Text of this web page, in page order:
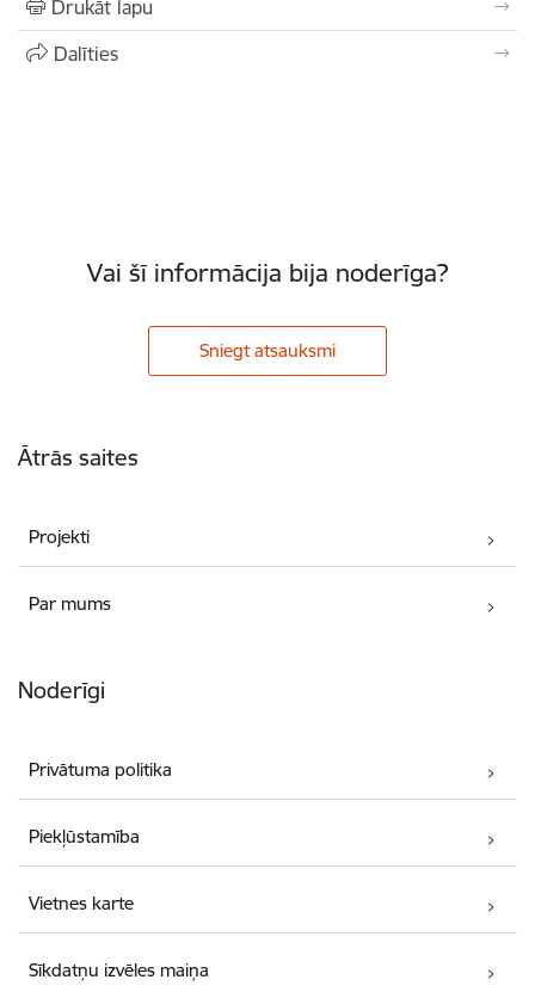
Drukāt lapu
Dalīties
Vai šī informācija bija noderīga?
Sniegt atsauksmi
Ātrās saites
Projekti
Par mums
Noderīgi
Privātuma politika
Piekļūstamība
Vietnes karte
Sīkdatņu izvēles maiņa